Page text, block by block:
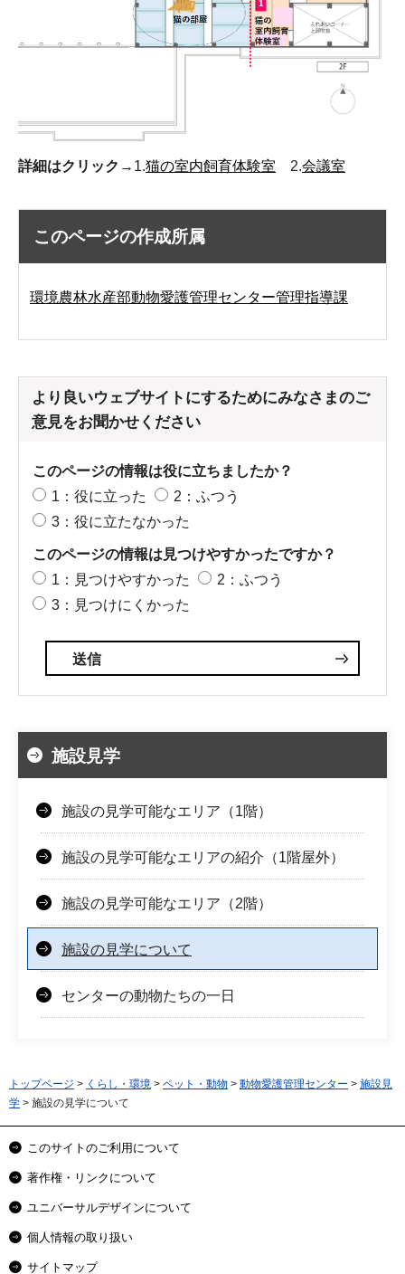
詳細はクリック →1.猫の室内飼育体験室 2.会議室
このページの作成所属
環境農林水産部動物愛護管理センター管理指導課
より良いウェブサイトにするためにみなさまのご
意見をお聞かせください
このページの情報は役に立ちましたか？
1：役に立った
2：ふつう
3：役に立たなかった
このページの情報は見つけやすかったですか？
1：見つけやすかった
2：ふつう
3：見つけにくかった
施設見学
施設の見学可能なエリア（1階）
施設の見学可能なエリアの紹介（1階屋外）
施設の見学可能なエリア（2階）
施設の見学について
センターの動物たちの一日
トップページ > くらし・環境 > ペット・動物 > 動物愛護管理センター > 施設見
学 > 施設の見学について
このサイトのご利用について
著作権・リンクについて
ユニバーサルデザインについて
個人情報の取り扱い
サイトマップ